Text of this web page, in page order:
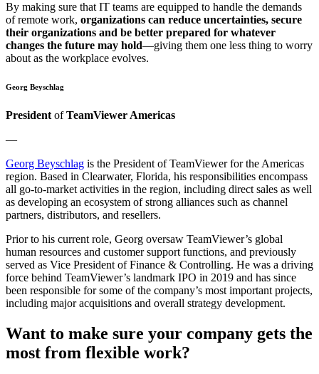
By making sure that IT teams are equipped to handle the demands
of remote work, organizations can reduce uncertainties, secure
their organizations and be better prepared for whatever
changes the future may hold—giving them one less thing to worry
about as the workplace evolves.
Georg Beyschlag
President ofTeamViewer Americas
—
Georg Beyschlag is the President of TeamViewer for the Americas
region. Based in Clearwater, Florida, his responsibilities encompass
all go-to-market activities in the region, including direct sales as well
as developing an ecosystem of strong alliances such as channel
partners, distributors, and resellers.
Prior to his current role, Georg oversaw TeamViewer’s global
human resources and customer support functions, and previously
served as Vice President of Finance & Controlling. He was a driving
force behind TeamViewer’s landmark IPO in 2019 and has since
been responsible for some of the company’s most important projects,
including major acquisitions and overall strategy development.
Want to make sure your company gets the
most from flexible work?